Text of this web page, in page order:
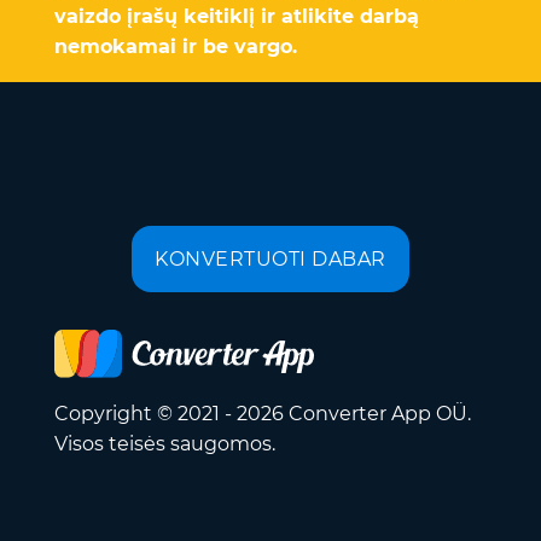
vaizdo įrašų keitiklį ir atlikite darbą
nemokamai ir be vargo.
KONVERTUOTI DABAR
Copyright © 2021 - 2026 Converter App OÜ.
Visos teisės saugomos.